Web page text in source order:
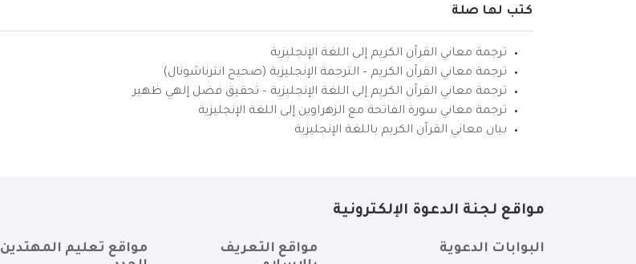
كتب لها صلة
ترجمة معاني القرآن الكريم إلى اللغة الإنجليزية
ترجمة معاني القرآن الكريم – الترجمة الإنجليزية (صحيح انترناشونال)
ترجمة معاني القرآن الكريم إلى اللغة الإنجليزية – تحقيق فضل إلهي ظهير
ترجمة معاني سورة الفاتحة مع الزهراوين إلى اللغة الإنجليزية
بيان معاني القرآن الكريم باللغة الإنجليزية
مواقع لجنة الدعوة الإلكترونية
البوابات الدعوية
مواقع التعريف
مواقع تعليم المهتدين